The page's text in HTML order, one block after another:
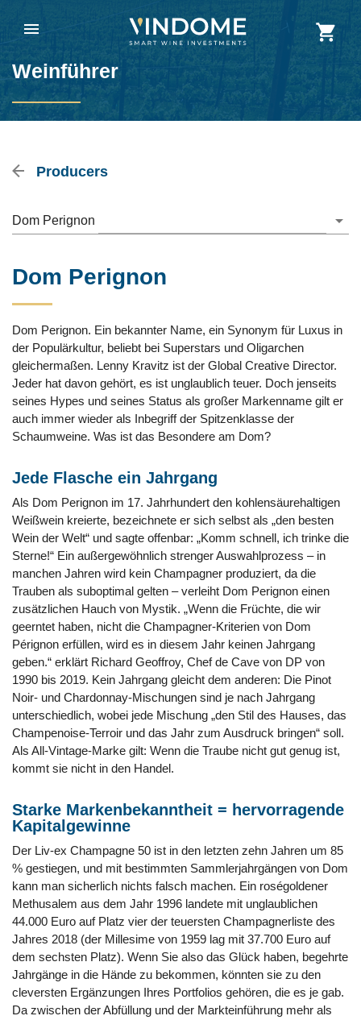
Weinführer
Producers
Dom Perignon
Dom Perignon
Dom Perignon. Ein bekannter Name, ein Synonym für Luxus in
der Populärkultur, beliebt bei Superstars und Oligarchen
gleichermaßen. Lenny Kravitz ist der Global Creative Director.
Jeder hat davon gehört, es ist unglaublich teuer. Doch jenseits
seines Hypes und seines Status als großer Markenname gilt er
auch immer wieder als Inbegriff der Spitzenklasse der
Schaumweine. Was ist das Besondere am Dom?
Jede Flasche ein Jahrgang
Als Dom Perignon im 17. Jahrhundert den kohlensäurehaltigen
Weißwein kreierte, bezeichnete er sich selbst als „den besten
Wein der Welt“ und sagte offenbar: „Komm schnell, ich trinke die
Sterne!“ Ein außergewöhnlich strenger Auswahlprozess – in
manchen Jahren wird kein Champagner produziert, da die
Trauben als suboptimal gelten – verleiht Dom Perignon einen
zusätzlichen Hauch von Mystik. „Wenn die Früchte, die wir
geerntet haben, nicht die Champagner-Kriterien von Dom
Pérignon erfüllen, wird es in diesem Jahr keinen Jahrgang
geben.“ erklärt Richard Geoffroy, Chef de Cave von DP von
1990 bis 2019. Kein Jahrgang gleicht dem anderen: Die Pinot
Noir- und Chardonnay-Mischungen sind je nach Jahrgang
unterschiedlich, wobei jede Mischung „den Stil des Hauses, das
Champenoise-Terroir und das Jahr zum Ausdruck bringen“ soll.
Als All-Vintage-Marke gilt: Wenn die Traube nicht gut genug ist,
kommt sie nicht in den Handel.
Starke Markenbekanntheit = hervorragende
Kapitalgewinne
Der Liv-ex Champagne 50 ist in den letzten zehn Jahren um 85
% gestiegen, und mit bestimmten Sammlerjahrgängen von Dom
kann man sicherlich nichts falsch machen. Ein roségoldener
Methusalem aus dem Jahr 1996 landete mit unglaublichen
44.000 Euro auf Platz vier der teuersten Champagnerliste des
Jahres 2018 (der Millesime von 1959 lag mit 37.700 Euro auf
dem sechsten Platz). Wenn Sie also das Glück haben, begehrte
Jahrgänge in die Hände zu bekommen, könnten sie zu den
cleversten Ergänzungen Ihres Portfolios gehören, die es je gab.
Da zwischen der Abfüllung und der Markteinführung mehr als